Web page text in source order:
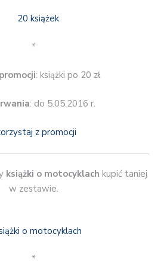
*
: książki po 20 zł
: do 5.05.2016 r.
z promocji
książki o motocyklach kupić taniej
w zestawie.
*